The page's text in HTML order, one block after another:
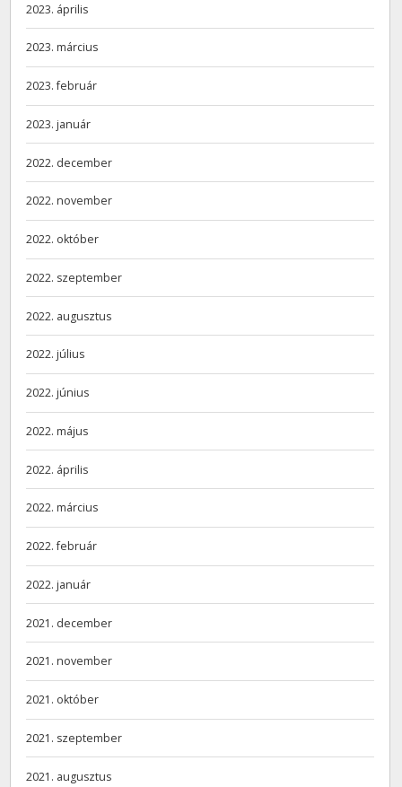
2023. április
2023. március
2023. február
2023. január
2022. december
2022. november
2022. október
2022. szeptember
2022. augusztus
2022. július
2022. június
2022. május
2022. április
2022. március
2022. február
2022. január
2021. december
2021. november
2021. október
2021. szeptember
2021. augusztus